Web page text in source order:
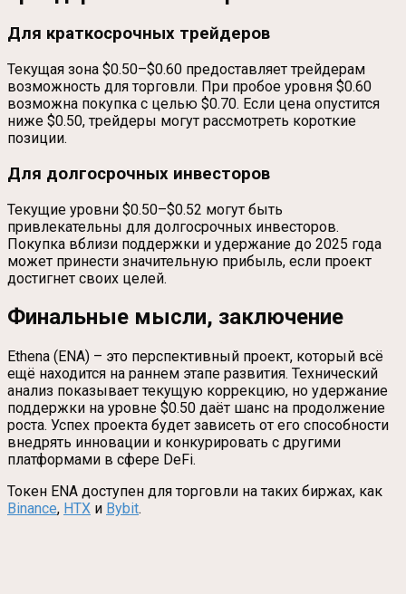
Для краткосрочных трейдеров
Текущая зона $0.50–$0.60 предоставляет трейдерам
возможность для торговли. При пробое уровня $0.60
возможна покупка с целью $0.70. Если цена опустится
ниже $0.50, трейдеры могут рассмотреть короткие
позиции.
Для долгосрочных инвесторов
Текущие уровни $0.50–$0.52 могут быть
привлекательны для долгосрочных инвесторов.
Покупка вблизи поддержки и удержание до 2025 года
может принести значительную прибыль, если проект
достигнет своих целей.
Финальные мысли, заключение
Ethena (ENA) – это перспективный проект, который всё
ещё находится на раннем этапе развития. Технический
анализ показывает текущую коррекцию, но удержание
поддержки на уровне $0.50 даёт шанс на продолжение
роста. Успех проекта будет зависеть от его способности
внедрять инновации и конкурировать с другими
платформами в сфере DeFi.
Токен ENA доступен для торговли на таких биржах, как
Binance, HTX и Bybit.